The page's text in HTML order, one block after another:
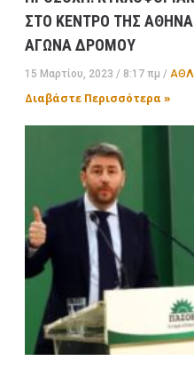
ΣΤΟ ΚΕΝΤΡΟ ΤΗΣ
ΑΓΩΝΑ ΔΡΟΜΟΥ
15 Μαρτίου, 2023 8:17 πμ
Διαβάστε Περισσότερα »